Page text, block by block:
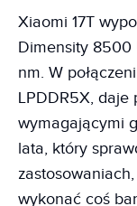
Xiaomi 17T
Dimensity 8500
nm. W
LPDDR5X, daje
wymagającymi
lata, który
wykonać coś